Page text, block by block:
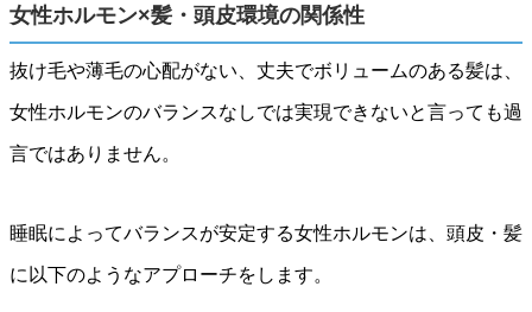
女性ホルモン×髪・頭皮環境の関係性
抜け毛や薄毛の心配がない、丈夫でボリュームのある髪は、
女性ホルモンのバランスなしでは実現できないと言っても過
言ではありません。
睡眠によってバランスが安定する女性ホルモンは、頭皮・髪
に以下のようなアプローチをします。